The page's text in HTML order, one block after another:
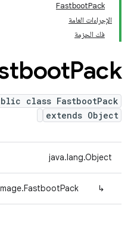
FastbootPack
الإجراءات العامة
فك الحزمة
Pack
class FastbootPack
extends Object
java.lang.Object
↳